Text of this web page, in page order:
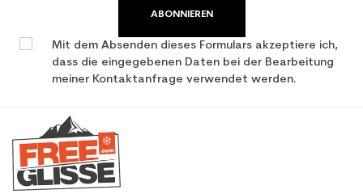
ABONNIEREN
Mit dem Absenden dieses Formulars akzeptiere ich,
dass die eingegebenen Daten bei der Bearbeitung
meiner Kontaktanfrage verwendet werden.